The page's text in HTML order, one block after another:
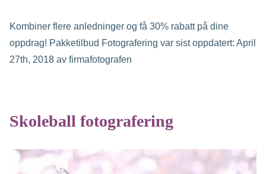
Kombiner flere anledninger og få 30% rabatt på dine
oppdrag! Pakketilbud Fotografering var sist oppdatert: April
27th, 2018 av firmafotografen
Skoleball fotografering